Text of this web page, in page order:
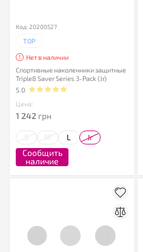
Код: 20200527
TOP
Нет в наличии
Спортивные наколенники защитные
Triple8 Saver Series 3-Pack (Jr)
5.0
Цена:
1 242 грн
L Jr
Сообщить
наличие